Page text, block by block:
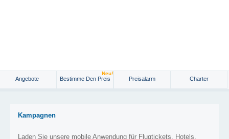
Angebote Bestimme Den Preis
Neu!
Preisalarm Charter
Kampagnen
Laden Sie unsere mobile Anwendung für Flugtickets, Hotels,